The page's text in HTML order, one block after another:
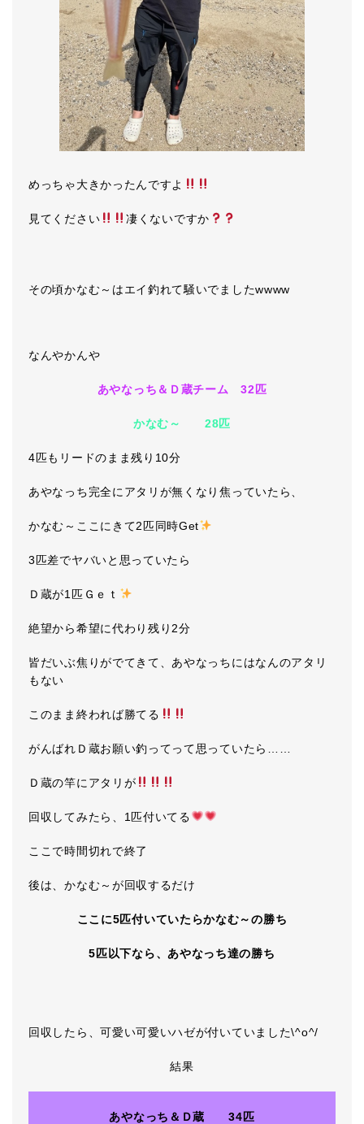
めっちゃ大きかったんですよ
見てください 凄くないですか
その頃かなむ～はエイ釣れて騒いでましたwwww
なんやかんや
あやなっち＆Ｄ蔵チーム 32匹
かなむ～ 28匹
4匹もリードのまま残り10分
あやなっち完全にアタリが無くなり焦っていたら、
かなむ～ここにきて2匹同時Get
3匹差でヤバいと思っていたら
Ｄ蔵が1匹Ｇｅｔ
絶望から希望に代わり残り2分
皆だいぶ焦りがでてきて、あやなっちにはなんのアタリ
もない
このまま終われば勝てる
がんばれＤ蔵お願い釣ってって思っていたら……
Ｄ蔵の竿にアタリが
回収してみたら、1匹付いてる
ここで時間切れで終了
後は、かなむ～が回収するだけ
ここに5匹付いていたらかなむ～の勝ち
5匹以下なら、あやなっち達の勝ち
回収したら、可愛い可愛いハゼが付いていました\^o^/
結果
あやなっち＆Ｄ蔵 34匹